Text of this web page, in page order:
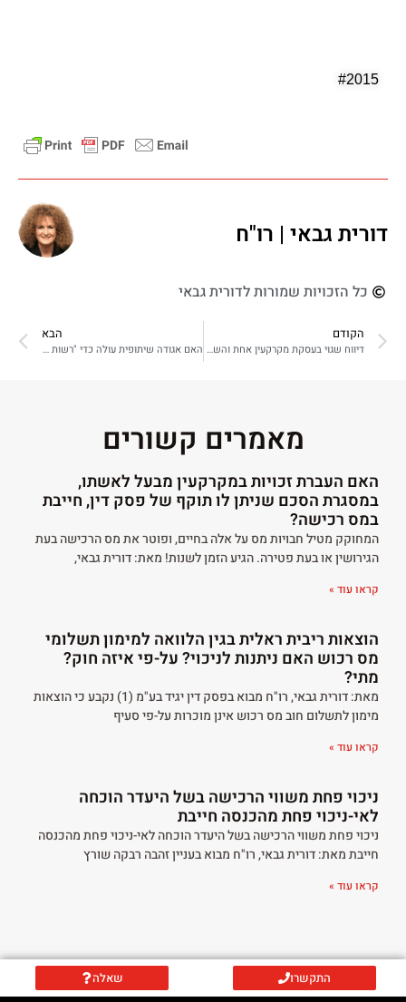
#2015
דורית גבאי | רו"ח
כל הזכויות שמורות לדורית גבאי
הקודם
דיווח שגוי בעסקת מקרקעין אחת והשלכותיו על העסקה שאחריה
הבא
האם אגודה שיתופית עולה כדי "רשות שלטונית" לצורכי מס?
מאמרים קשורים
האם העברת זכויות במקרקעין מבעל לאשתו,
במסגרת הסכם שניתן לו תוקף של פסק דין, חייבת
במס רכישה?
המחוקק מטיל חבויות מס על אלה בחיים, ופוטר את מס הרכישה בעת
הגירושין או בעת פטירה. הגיע הזמן לשנות! מאת: דורית גבאי,
קראו עוד »
הוצאות ריבית ראלית בגין הלוואה למימון תשלומי
מס רכוש האם ניתנות לניכוי? על-פי איזה חוק?
מתי?
מאת: דורית גבאי, רו"ח מבוא בפסק דין יגיד בע"מ (1) נקבע כי הוצאות
מימון לתשלום חוב מס רכוש אינן מוכרות על-פי סעיף
קראו עוד »
ניכוי פחת משווי הרכישה בשל היעדר הוכחה
לאי-ניכוי פחת מהכנסה חייבת
ניכוי פחת משווי הרכישה בשל היעדר הוכחה לאי-ניכוי פחת מהכנסה
חייבת מאת: דורית גבאי, רו"ח מבוא בעניין זהבה רבקה שורץ
קראו עוד »
התקשרו שאלה